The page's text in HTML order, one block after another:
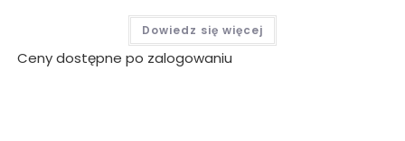
Dowiedz się więcej
Ceny dostępne po zalogowaniu